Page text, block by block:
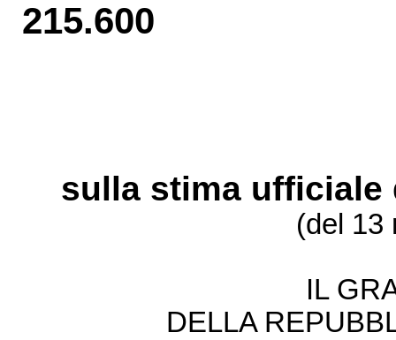
215.600
sulla stima ufficiale
(del 13
IL
DELLA